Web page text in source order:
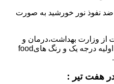
ضد نفوذ نور خورشید به صورت
از وزارت بهداشت،درمان و
آموزش پزشکی هستند و از مواد اولیه درجه یک و رنگ هایfood
هفت تیر :